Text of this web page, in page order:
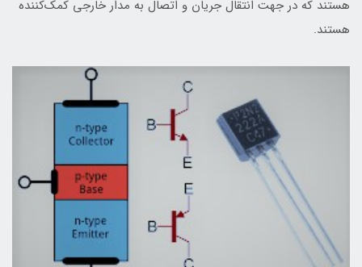
هستند که در جهت انتقال جریان و اتصال به مدار خارجی کمک‌کننده
هستند.